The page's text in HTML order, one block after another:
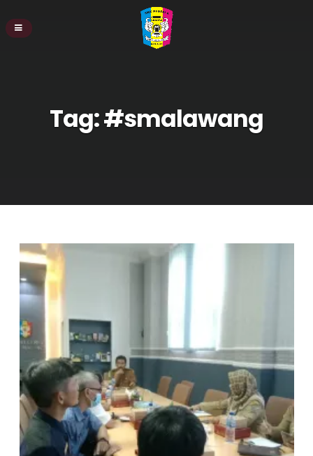
Tag:#smalawang